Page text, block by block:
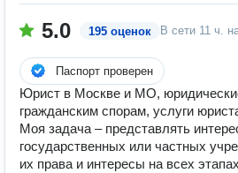
5.0 195 оценок В сети 11 ч.
Паспорт проверен
Юрист в Москве и МО,
гражданским спорам, услуги
Моя задача – представлять
государственных или частных
их права и интересы на всех